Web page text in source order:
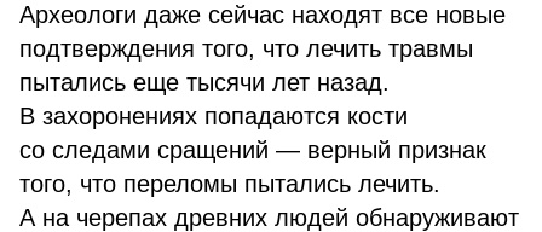
Археологи даже сейчас находят все новые
подтверждения того, что лечить травмы
пытались еще тысячи лет назад.
В захоронениях попадаются кости
со следами сращений — верный признак
того, что переломы пытались лечить.
А на черепах древних людей обнаруживают